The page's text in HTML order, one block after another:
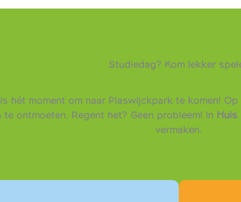
Studiedag? Kom lekker
hét moment om naar Plaswijckpark te komen!
ontmoeten. Regent het? Geen probleem! In Huis
vermaken.